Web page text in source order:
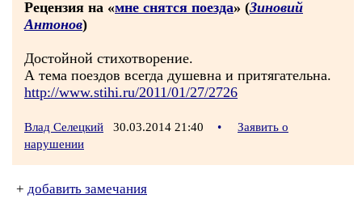
Рецензия на «мне снятся поезда» (Зиновий
Антонов)
Достойной стихотворение.
А тема поездов всегда душевна и притягательна.
http://www.stihi.ru/2011/01/27/2726
Влад Селецкий 30.03.2014 21:40 •
Заявить о
нарушении
+ добавить замечания